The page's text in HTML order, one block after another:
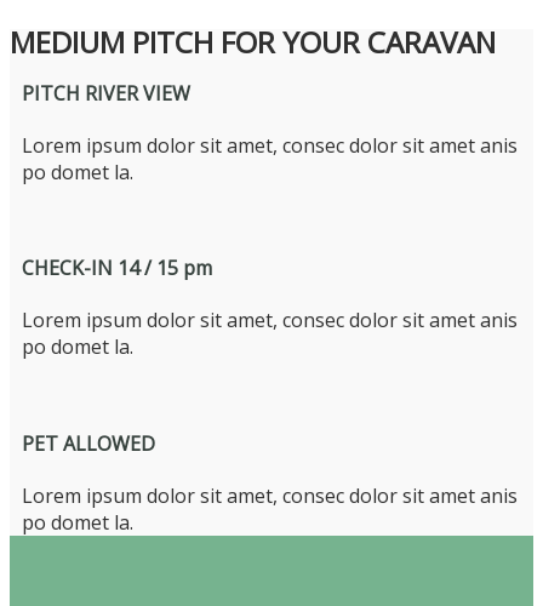
MEDIUM PITCH FOR YOUR CARAVAN
PITCH RIVER VIEW
Lorem ipsum dolor sit amet, consec dolor sit amet anis
po domet la.
CHECK-IN 14 / 15 pm
Lorem ipsum dolor sit amet, consec dolor sit amet anis
po domet la.
PET ALLOWED
Lorem ipsum dolor sit amet, consec dolor sit amet anis
po domet la.